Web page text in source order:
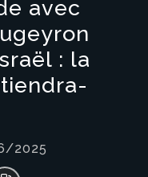
avec
: la
2025